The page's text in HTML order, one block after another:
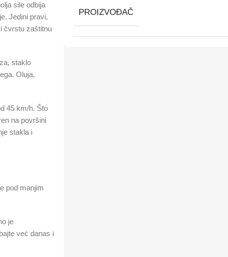
sile odbija
Jedini pravi,
čvrstu zaštitnu
staklo
Oluja,
45 km/h. Što
na površini
stakla i
pod manjim
je
već danas i
PROIZVOĐAČ